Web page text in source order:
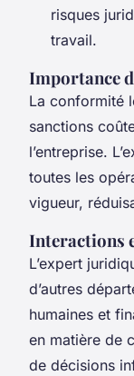
risques
travail.
Importance
La conformité
sanctions
l’entreprise.
toutes les
vigueur,
Interactions
L’expert
d’autres
humaines et
en matière de
de décisions